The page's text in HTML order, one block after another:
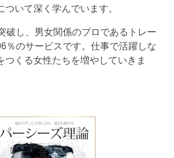
いて深く学んでいます。
破し、男女関係のプロであるトレー
％のサービスです。仕事で活躍しな
つくる女性たちを増やしていきま